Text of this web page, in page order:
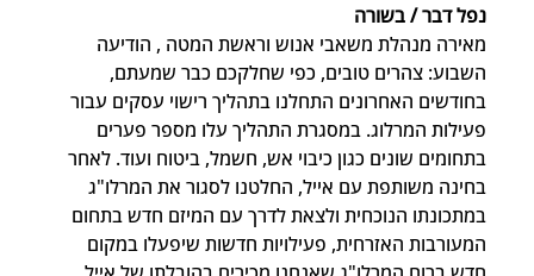
נפל דבר / בשורה
מאירה מנהלת משאבי אנוש וראשת המטה , הודיעה
השבוע: צהרים טובים, כפי שחלקכם כבר שמעתם,
בחודשים האחרונים התחלנו בתהליך רישוי עסקים עבור
פעילות המרלוג. במסגרת התהליך עלו מספר פערים
בתחומים שונים כגון כיבוי אש, חשמל, ביטוח ועוד. לאחר
בחינה משותפת עם אייל, החלטנו לסגור את המרלו"ג
במתכונתו הנוכחית ולצאת לדרך עם המיזם חדש בתחום
המעורבות האזרחית, פעילויות חדשות שיפעלו במקום